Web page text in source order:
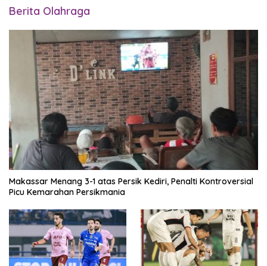
Berita Olahraga
Makassar Menang 3-1 atas Persik Kediri, Penalti Kontroversial
Picu Kemarahan Persikmania